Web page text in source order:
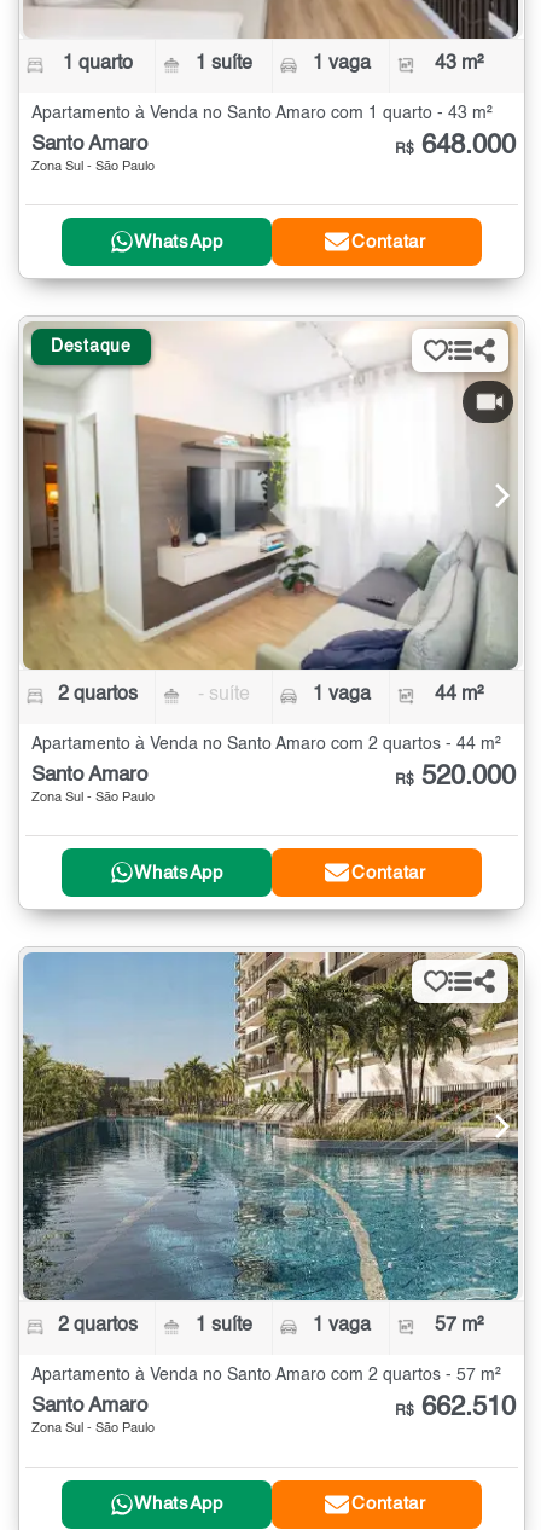
1 quarto 1 suíte 1 vaga 43 m²
Apartamento à Venda no Santo Amaro com 1 quarto - 43 m²
Santo Amaro
Zona Sul - São Paulo
R$ 648.000
WhatsApp Contatar
Destaque
2 quartos - suíte 1 vaga 44 m²
Apartamento à Venda no Santo Amaro com 2 quartos - 44 m²
Santo Amaro
Zona Sul - São Paulo
R$ 520.000
WhatsApp Contatar
2 quartos 1 suíte 1 vaga 57 m²
Apartamento à Venda no Santo Amaro com 2 quartos - 57 m²
Santo Amaro
Zona Sul - São Paulo
R$ 662.510
WhatsApp Contatar